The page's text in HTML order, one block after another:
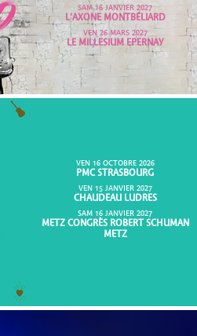
SAM 16 JANVIER 2027
L'AXONE MONTBÉLIARD
VEN 26 MARS 2027
LE MILLESIUM EPERNAY
VEN 16 OCTOBRE 2026
PMC STRASBOURG
VEN 15 JANVIER 2027
CHAUDEAU LUDRES
SAM 16 JANVIER 2027
METZ CONGRÈS ROBERT SCHUMAN
METZ